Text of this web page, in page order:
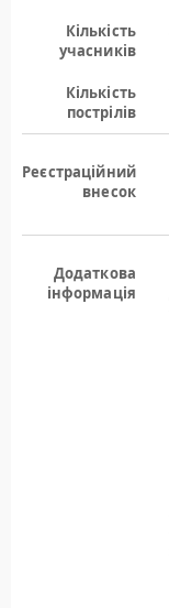
Кількість
учасників
Кількість
пострілів
Реєстраційний
внесок
Додаткова
інформація